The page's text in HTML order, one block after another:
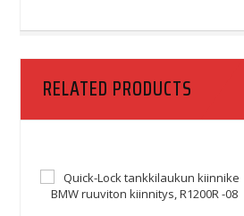
RELATED PRODUCTS